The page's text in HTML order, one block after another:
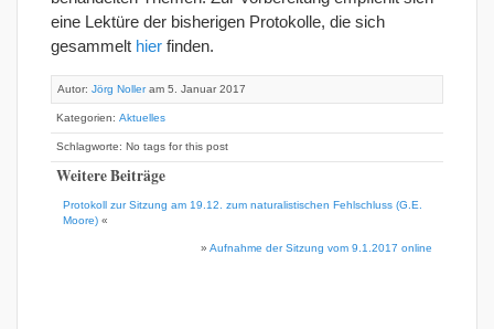
eine Lektüre der bisherigen Protokolle, die sich
gesammelt hier finden.
Autor: Jörg Nolleram 5. Januar 2017
Kategorien: Aktuelles
Schlagworte: No tags for this post
Weitere Beiträge
Protokoll zur Sitzung am 19.12. zum naturalistischen Fehlschluss (G.E.
Moore) «
» Aufnahme der Sitzung vom 9.1.2017 online